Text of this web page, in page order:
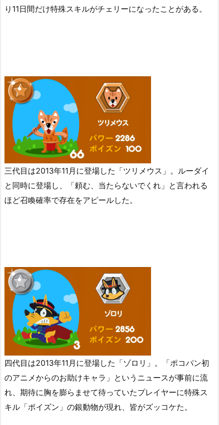
り11日間だけ特殊スキルがチェリーになったことがある。
三代目は2013年11月に登場した「ツリメウス」。ルーダイ
と同時に登場し、「頼む、当たらないでくれ」と言われる
ほど召喚確率で存在をアピールした。
四代目は2013年11月に登場した「ゾロリ」。「ポコパン初
のアニメからのお助けキャラ」というニュースが事前に流
れ、期待に胸を膨らませて待っていたプレイヤーに特殊ス
キル「ポイズン」の銀動物が現れ、皆がズッコケた。